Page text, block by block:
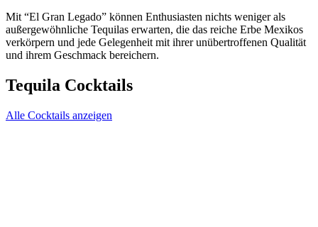
Mit “El Gran Legado” können Enthusiasten nichts weniger als
außergewöhnliche Tequilas erwarten, die das reiche Erbe Mexikos
verkörpern und jede Gelegenheit mit ihrer unübertroffenen Qualität
und ihrem Geschmack bereichern.
Tequila Cocktails
Alle Cocktails anzeigen